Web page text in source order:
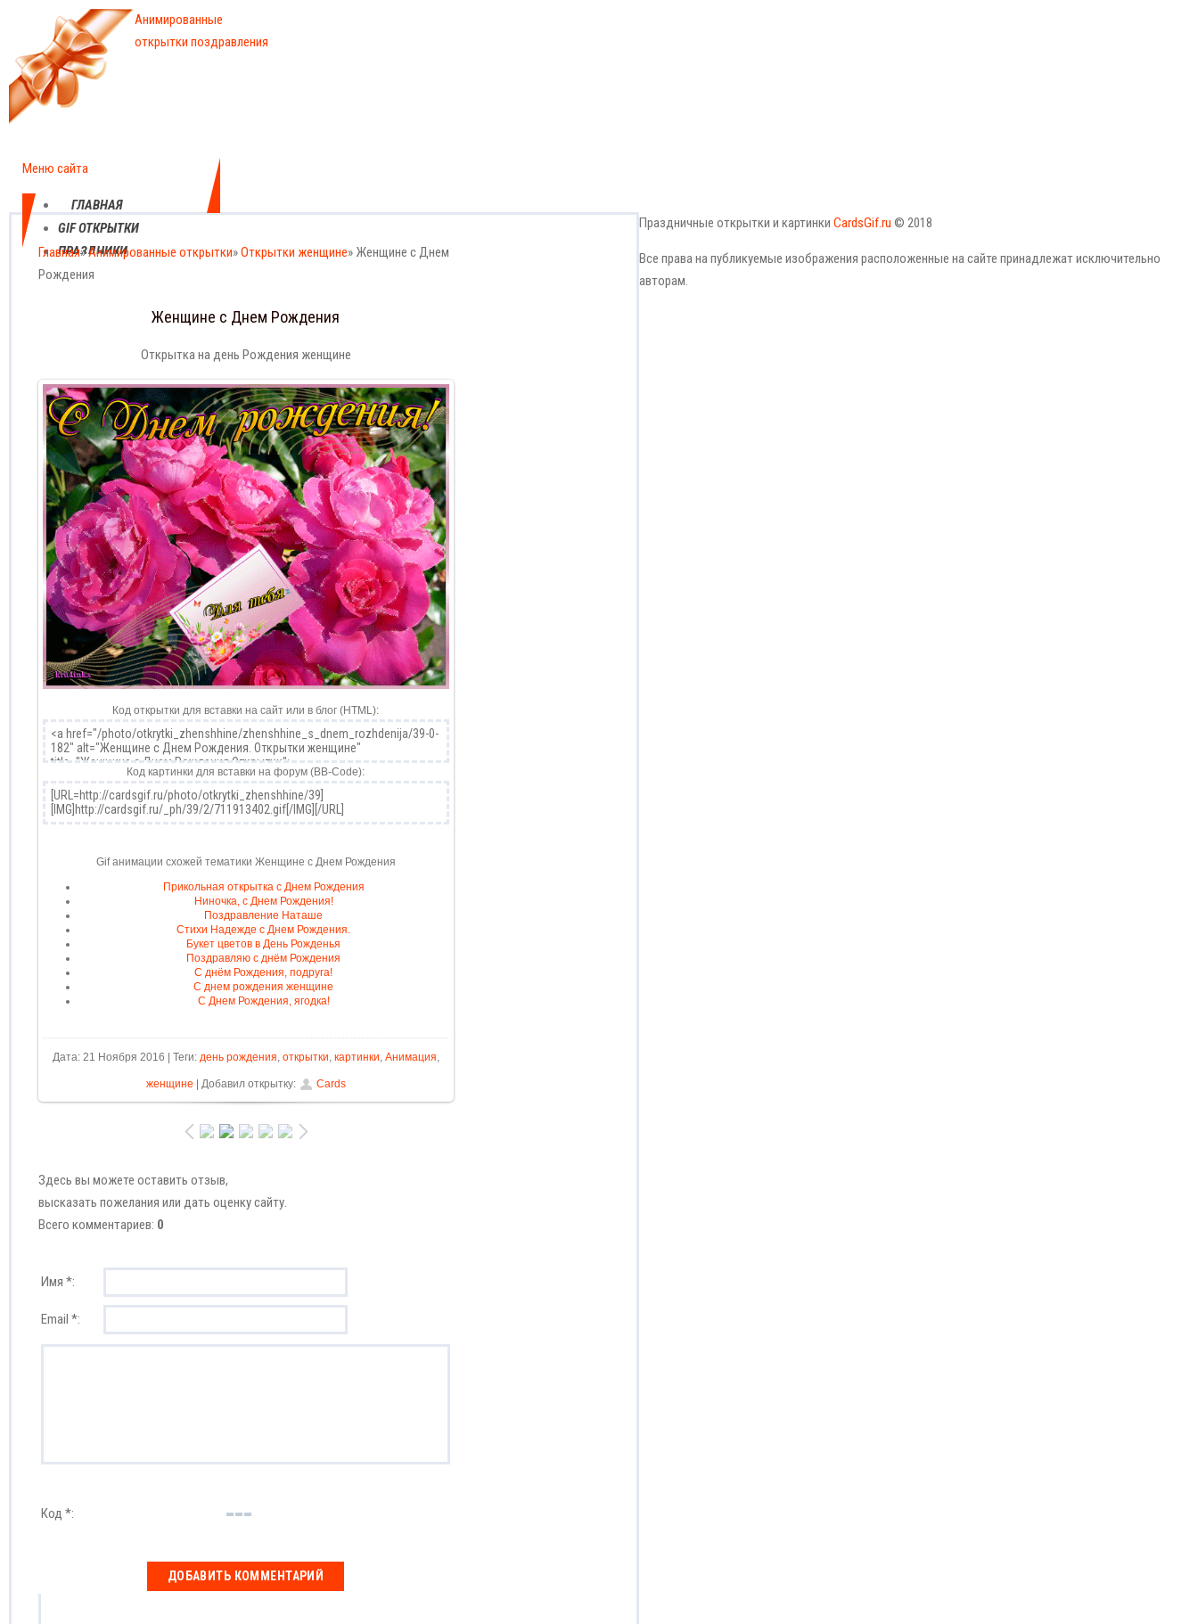
Анимированные
открытки поздравления
Меню сайта
ГЛАВНАЯ
GIF ОТКРЫТКИ
ПРАЗДНИКИ
ЕЖЕДНЕВНЫЕ
ПРОФЕССИОНАЛЬНЫЕ
Главная»Анимированные открытки»Открытки женщине» Женщине с Днем
Рождения
Женщине с Днем Рождения
Открытка на день Рождения женщине
Код открытки для вставки на сайт или в блог (HTML):
Код картинки для вставки на форум (BB-Code):
Gif анимации схожей тематики Женщине с Днем Рождения
Прикольная открытка с Днем Рождения
Ниночка, с Днем Рождения!
Поздравление Наташе
Стихи Надежде с Днем Рождения.
Букет цветов в День Рожденья
Поздравляю с днём Рождения
С днём Рождения, подруга!
С днем рождения женщине
С Днем Рождения, ягодка!
Дата: 21 Ноября 2016 | Теги: день рождения, открытки, картинки, Анимация,
женщине | Добавил открытку: Cards
Здесь вы можете оставить отзыв,
высказать пожелания или дать оценку сайту.
Всего комментариев: 0
Имя *:
Email *:
Код *:
Праздничные открытки и картинкиCardsGif.ru © 2018
Все права на публикуемые изображения расположенные на сайте принадлежат исключительно
авторам.